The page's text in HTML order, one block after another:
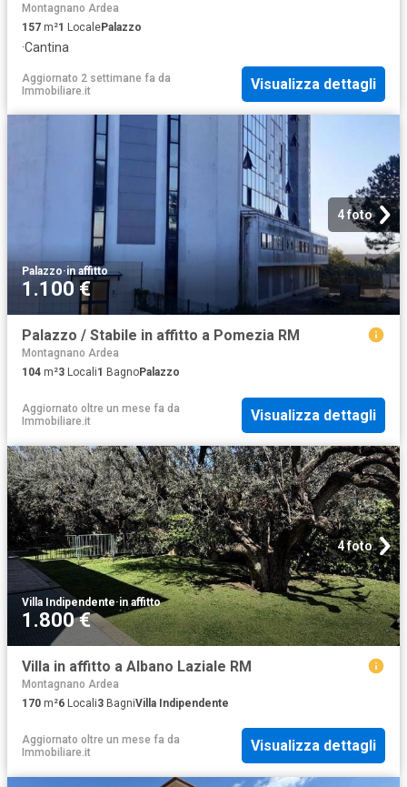
Montagnano Ardea
157 m²1 LocalePalazzo
·Cantina
Aggiornato 2 settimane fa da
Immobiliare.it
Visualizza dettagli
4 foto
Palazzo·in affitto
1.100 €
Palazzo / Stabile in affitto a Pomezia RM
Montagnano Ardea
104 m²3 Locali1 BagnoPalazzo
Aggiornato oltre un mese fa da
Immobiliare.it
Visualizza dettagli
4 foto
Villa Indipendente·in affitto
1.800 €
Villa in affitto a Albano Laziale RM
Montagnano Ardea
170 m²6 Locali3 BagniVilla Indipendente
Aggiornato oltre un mese fa da
Immobiliare.it
Visualizza dettagli